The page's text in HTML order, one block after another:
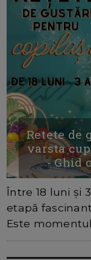
Retete de
varsta
- Ghid
Între 18 luni și
etapă
Este